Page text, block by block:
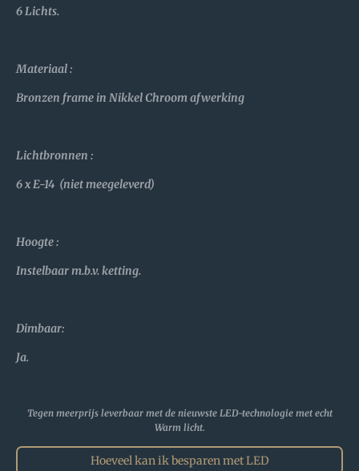
6 Lichts.
Materiaal :
Bronzen frame in Nikkel Chroom afwerking
Lichtbronnen :
6 x E-14 (niet meegeleverd)
Hoogte :
Instelbaar m.b.v. ketting.
Dimbaar:
Ja.
Tegen meerprijs leverbaar met de nieuwste LED-technologie met echt
Warm licht.
Hoeveel kan ik besparen met LED